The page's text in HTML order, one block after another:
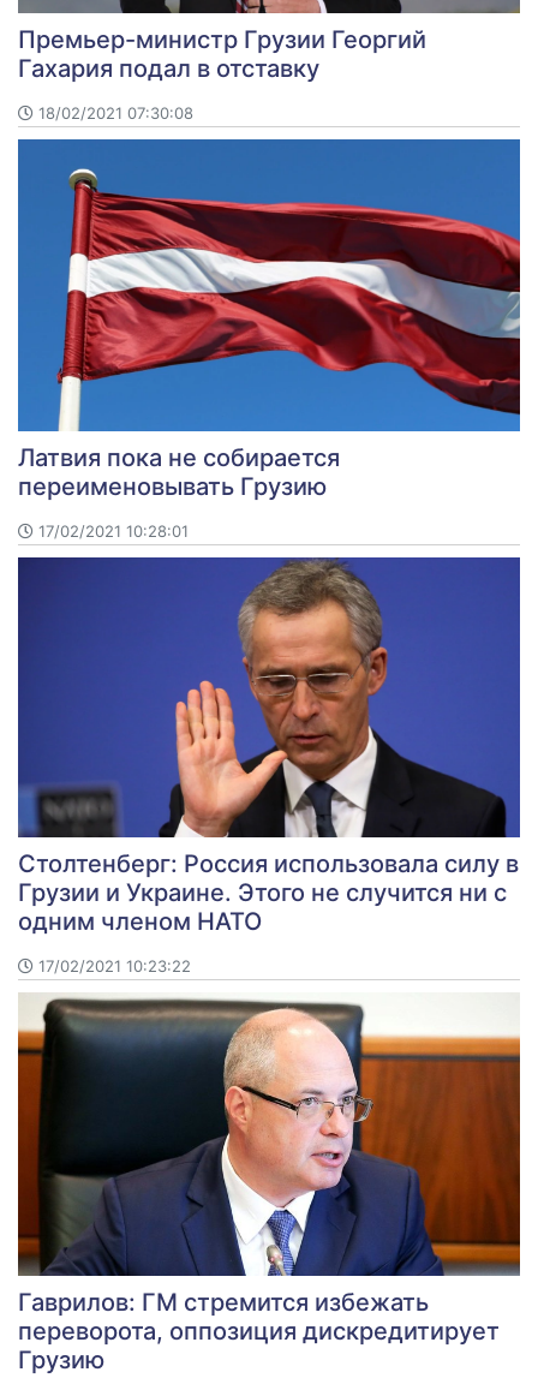
Премьер-министр Грузии Георгий
Гахария подал в отставку
18/02/2021 07:30:08
Латвия пока не собирается
переименовывать Грузию
17/02/2021 10:28:01
Столтенберг: Россия использовала силу в
Грузии и Украине. Этого не случится ни с
одним членом НАТО
17/02/2021 10:23:22
Гаврилов: ГМ стремится избежать
переворота, оппозиция дискредитирует
Грузию